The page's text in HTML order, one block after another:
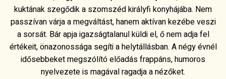
kuktának szegődik a szomszéd királyfi konyhájába. Nem
passzívan várja a megváltást, hanem aktívan kezébe veszi
a sorsát. Bár apja igazságtalanul küldi el, ő nem adja fel
értékeit, önazonossága segíti a helytállásban. A négy évnél
idősebbeket megszólító előadás frappáns, humoros
nyelvezete is magával ragadja a nézőket.